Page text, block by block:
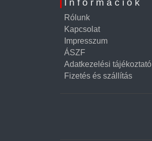
Információk
Rólunk
Kapcsolat
Impresszum
ÁSZF
Adatkezelési tájékoztató
Fizetés és szállítás